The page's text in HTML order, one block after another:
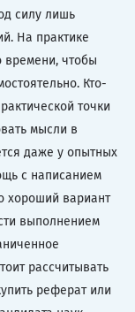
силу лишь
На практике
времени, чтобы
Кто-
точки
мысли в
даже у опытных
с написанием
хороший вариант
выполнением
рассчитывать
реферат или